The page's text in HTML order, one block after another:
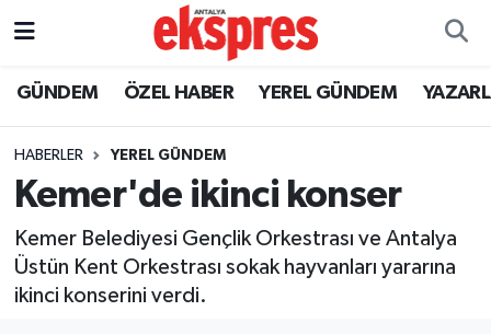
GÜNDEM ÖZEL HABER YEREL GÜNDEM
HABERLER YEREL GÜNDEM
Kemer'de ikinci konser
Kemer Belediyesi Gençlik Orkestrası ve Antalya
Üstün Kent Orkestrası sokak hayvanları yararına
ikinci konserini verdi.
ÖZEL HABER
YEREL GÜNDEM
EKONOMİ
KÜLTÜR - SANAT
Nöbetçi Eczaneler
Trafik Durumu
Süper Lig Puan Durumu ve Fikstür
Tüm Manşetler